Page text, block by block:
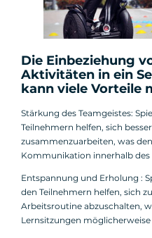
Die Einbeziehung
Aktivitäten in ein
kann viele Vorteile
Stärkung des Teamgeistes:
Teilnehmern helfen, sich
zusammenzuarbeiten, was
Kommunikation innerhalb
Entspannung und Erholung :
den Teilnehmern helfen, sich
Arbeitsroutine abzuschalten,
Lernsitzungen